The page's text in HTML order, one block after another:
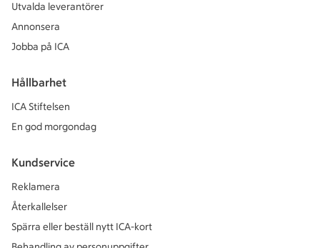
Utvalda leverantörer
Annonsera
Jobba på ICA
Hållbarhet
ICA Stiftelsen
En god morgondag
Kundservice
Reklamera
Återkallelser
Spärra eller beställ nytt ICA-kort